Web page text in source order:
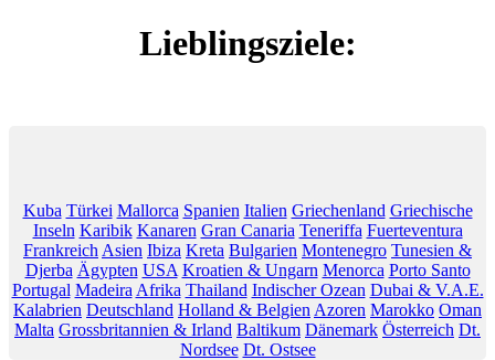
Lieblingsziele:
Kuba Türkei Mallorca Spanien Italien Griechenland Griechische
Inseln Karibik Kanaren Gran Canaria Teneriffa Fuerteventura
Frankreich Asien Ibiza Kreta Bulgarien Montenegro Tunesien &
Djerba Ägypten USA Kroatien & Ungarn Menorca Porto Santo
Portugal Madeira Afrika Thailand Indischer Ozean Dubai & V.A.E.
Kalabrien Deutschland Holland & Belgien Azoren Marokko Oman
Malta Grossbritannien & Irland Baltikum Dänemark Österreich Dt.
Nordsee Dt. Ostsee